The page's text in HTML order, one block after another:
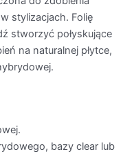
stylizacjach. Folię
stworzyć połyskujące
na naturalnej płytce,
bazy clear lub